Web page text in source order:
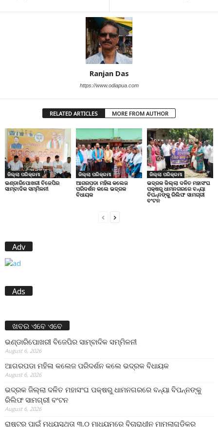
Ranjan Das
https://www.odiapua.com
RELATED ARTICLES MORE FROM AUTHOR
ଜିଲ୍ଲା ପରିକ୍ରମା
ଭଣ୍ଡାରିପୋଖରୀ ବିଜେପିର
ସାମ୍ବାଦିକ ସମ୍ମିଳନୀ
ଜିଲ୍ଲା ପରିକ୍ରମା
ଆଗରପଡା ମହିଳା କଲେଜ
ପରିଦର୍ଶନ କଲେ ଭଦ୍ରକ
ବିଧାୟକ
ଜିଲ୍ଲା ପରିକ୍ରମା
ଭଦ୍ରକ ଜିଲ୍ଲା ଦଳିତ ମହାସଂଘ
ପକ୍ଷରୁ ଧାମନଗରରେ ବନ୍ୟା
ବିପନ୍ନଙ୍କୁ ରିଲିଫ ସାମଗ୍ରୀ
ବଂଟନ
Adv
Ads
ଖବର ଏବେ ଏବେ
ଭଣ୍ଡାରିପୋଖରୀ ବିଜେପିର ସାମ୍ବାଦିକ ସମ୍ମିଳନୀ
August 6, 2026
ଆଗରପଡା ମହିଳା କଲେଜ ପରିଦର୍ଶନ କଲେ ଭଦ୍ରକ ବିଧାୟକ
August 6, 2026
ଭଦ୍ରକ ଜିଲ୍ଲା ଦଳିତ ମହାସଂଘ ପକ୍ଷରୁ ଧାମନଗରରେ ବନ୍ୟା ବିପନ୍ନଙ୍କୁ
ରିଲିଫ ସାମଗ୍ରୀ ବଂଟନ
August 6, 2026
ରାଷ୍ଟ୍ର ପାଇଁ ମଧ୍ୟସ୍ଥତା ୩.୦ ମାଧ୍ୟମରେ ବିଚାରାଧୀନ ମାମଲାଗୁଡ଼ିକର